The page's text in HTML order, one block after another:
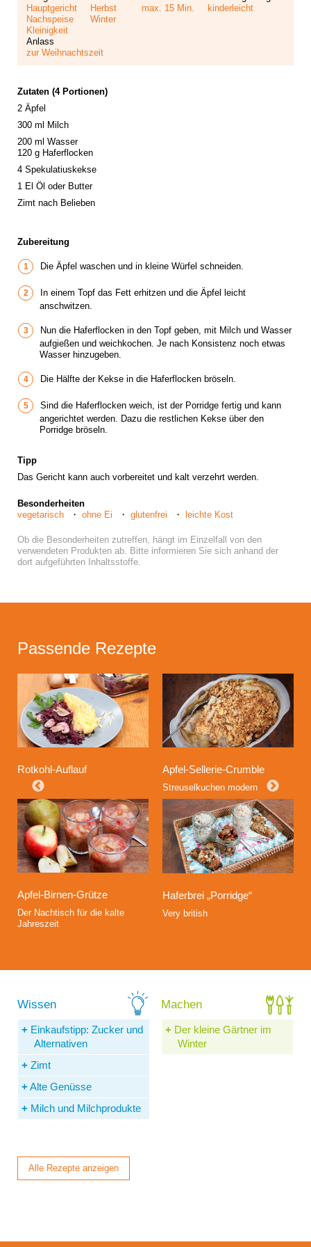
Hauptgericht
Nachspeise
Kleinigkeit
Herbst
Winter
max. 15 Min.
kinderleicht
Anlass
zur Weihnachtszeit
Zutaten (4 Portionen)
2 Äpfel
300 ml Milch
200 ml Wasser
120 g Haferflocken
4 Spekulatiuskekse
1 El Öl oder Butter
Zimt nach Belieben
Zubereitung
Die Äpfel waschen und in kleine Würfel schneiden.
In einem Topf das Fett erhitzen und die Äpfel leicht
anschwitzen.
Nun die Haferflocken in den Topf geben, mit Milch und Wasser
aufgießen und weichkochen. Je nach Konsistenz noch etwas
Wasser hinzugeben.
Die Hälfte der Kekse in die Haferflocken bröseln.
Sind die Haferflocken weich, ist der Porridge fertig und kann
angerichtet werden. Dazu die restlichen Kekse über den
Porridge bröseln.
Tipp
Das Gericht kann auch vorbereitet und kalt verzehrt werden.
Besonderheiten
vegetarisch
ohne Ei glutenfrei leichte Kost
Ob die Besonderheiten zutreffen, hängt im Einzelfall von den
verwendeten Produkten ab. Bitte informieren Sie sich anhand der
dort aufgeführten Inhaltsstoffe.
Passende Rezepte
Rotkohl-Auflauf Apfel-Sellerie-Crumble
Streuselkuchen modern
Apfel-Birnen-Grütze
Der Nachtisch für die kalte
Jahreszeit
Haferbrei „Porridge“
Very british
Einkaufstipp: Zucker und
Alternativen
Zimt
Alte Genüsse
Milch und Milchprodukte
Der kleine Gärtner im
Winter
Alle Rezepte anzeigen